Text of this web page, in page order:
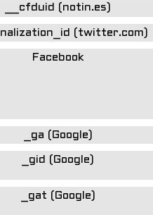
__cfduid (notin.es)
(twitter.com)
Facebook
_ga (Google)
_gid (Google)
_gat (Google)